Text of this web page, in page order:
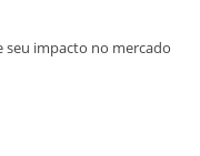
seu impacto no mercado